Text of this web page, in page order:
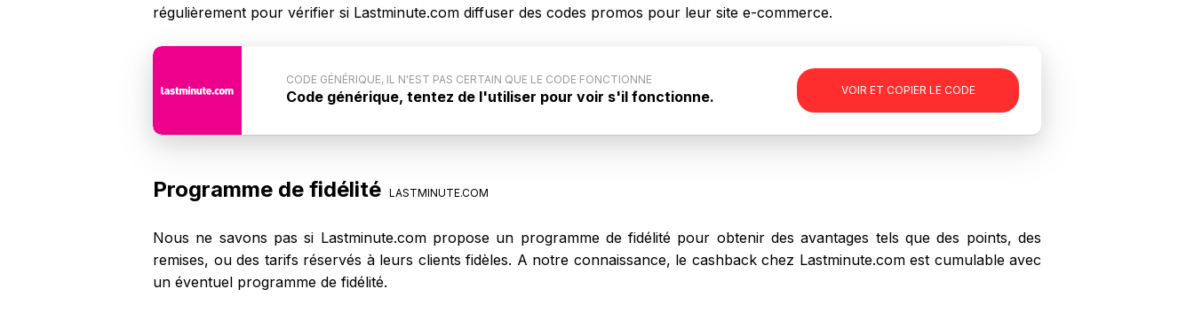
régulièrement pour vérifier si Lastminute.com diffuser des codes promos pour leur site e-commerce.
VOIR ET COPIER LE CODE
CODE GÉNÉRIQUE, IL N'EST PAS CERTAIN QUE LE CODE FONCTIONNE
Code générique, tentez de l'utiliser pour voir s'il fonctionne.
Lastminute.com n'est pas communiqué par le site internet. Aussi, il est
Lastminute.com.
Programme de fidélité LASTMINUTE.COM
Nous ne savons pas si Lastminute.com propose un programme de fidélité pour obtenir des avantages tels que des points, des
remises, ou des tarifs réservés à leurs clients fidèles. A notre connaissance, le cashback chez Lastminute.com est cumulable avec
un éventuel programme de fidélité.